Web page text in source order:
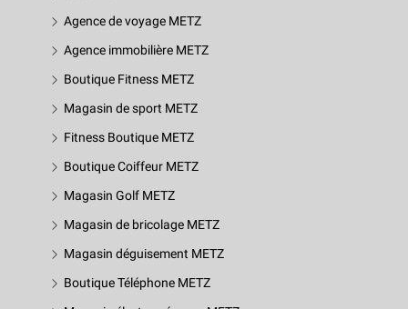
Agence de voyage METZ
Agence immobilière METZ
Boutique Fitness METZ
Magasin de sport METZ
Fitness Boutique METZ
Boutique Coiffeur METZ
Magasin Golf METZ
Magasin de bricolage METZ
Magasin déguisement METZ
Boutique Téléphone METZ